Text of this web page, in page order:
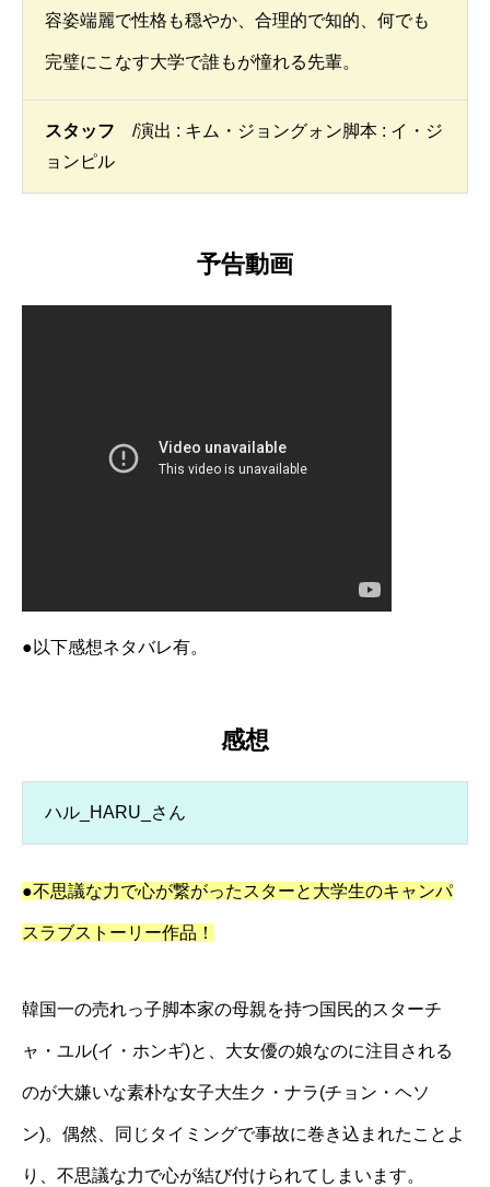
容姿端麗で性格も穏やか、合理的で知的、何でも
完璧にこなす大学で誰もが憧れる先輩。
スタッフ /演出 : キム・ジョングォン脚本 : イ・ジ
ョンピル
予告動画
●以下感想ネタバレ有。
感想
ハル_HARU_さん
●不思議な力で心が繋がったスターと大学生のキャンパ
スラブストーリー作品！
韓国一の売れっ子脚本家の母親を持つ国民的スターチ
ャ・ユル(イ・ホンギ)と、大女優の娘なのに注目される
のが大嫌いな素朴な女子大生ク・ナラ(チョン・ヘソ
ン)。偶然、同じタイミングで事故に巻き込まれたことよ
り、不思議な力で心が結び付けられてしまいます。